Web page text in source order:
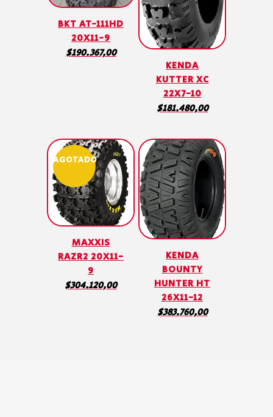
BKT AT-111HD
20X11-9
$190.367,00
KENDA
KUTTER XC
22X7-10
$181.480,00
AGOTADO
MAXXIS
RAZR2 20X11-
9
$304.120,00
KENDA
BOUNTY
HUNTER HT
26X11-12
$383.760,00